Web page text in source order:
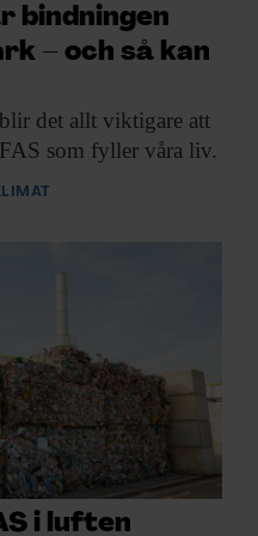
resor eller annat
institutioner jag
journalist är det
med er läsare är
skillnaden
och ren
jag tycker att det är
är vad i
bindningen
– och så kan
blir det allt viktigare att
som fyller våra liv.
i luften